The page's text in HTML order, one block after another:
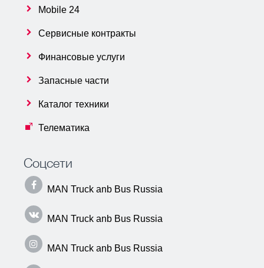
Mobile 24
Сервисные контракты
Финансовые услуги
Запасные части
Каталог техники
Телематика
Соцсети
MAN Truck anb Bus Russia
MAN Truck anb Bus Russia
MAN Truck anb Bus Russia